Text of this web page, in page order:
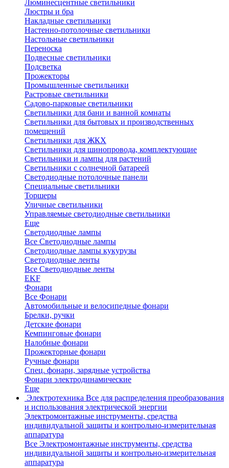
Люминесцентные светильники
Люстры и бра
Накладные светильники
Настенно-потолочные светильники
Настольные светильники
Переноска
Подвесные светильники
Подсветка
Прожекторы
Промышленные светильники
Растровые светильники
Садово-парковые светильники
Светильники для бани и ванной комнаты
Светильники для бытовых и производственных
помещений
Светильники для ЖКХ
Светильники для шинопровода, комплектующие
Светильники и лампы для растений
Светильники с солнечной батареей
Светодиодные потолочные панели
Специальные светильники
Торшеры
Уличные светильники
Управляемые светодиодные светильники
Еще
Светодиодные лампы
Все Светодиодные лампы
Светодиодные лампы кукурузы
Светодиодные ленты
Все Светодиодные ленты
EKF
Фонари
Все Фонари
Автомобильные и велосипедные фонари
Брелки, ручки
Детские фонари
Кемпинговые фонари
Налобные фонари
Прожекторные фонари
Ручные фонари
Спец. фонари, зарядные устройства
Фонари электродинамические
Еще
Электротехника Все для распределения преобразования
и использования электрической энергии
Электромонтажные инструменты, средства
индивидуальной защиты и контрольно-измерительная
аппаратура
Все Электромонтажные инструменты, средства
индивидуальной защиты и контрольно-измерительная
аппаратура